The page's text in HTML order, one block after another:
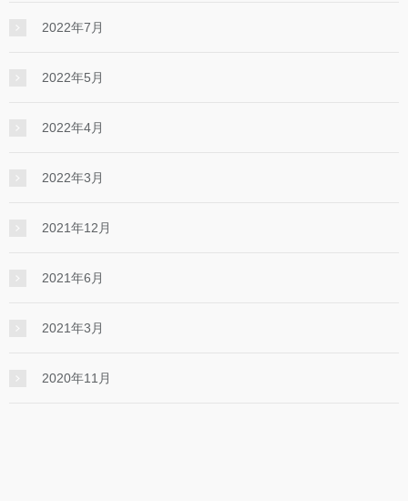
2022年7月
2022年5月
2022年4月
2022年3月
2021年12月
2021年6月
2021年3月
2020年11月